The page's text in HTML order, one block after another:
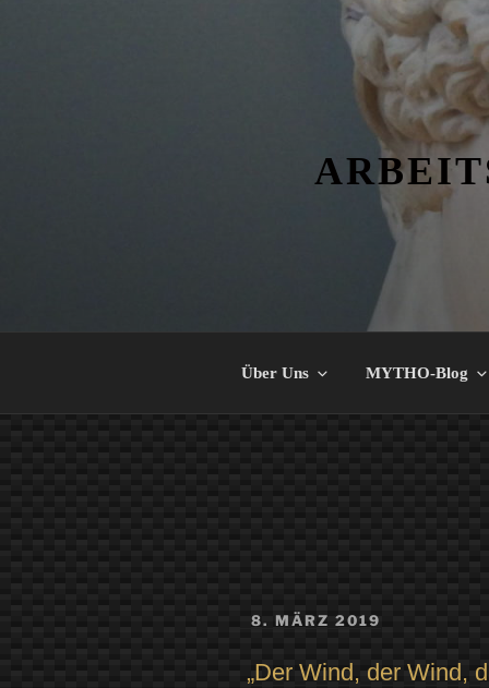
Über Uns MYTHO-Blog
VERÖFFENTLICHT
8. MÄRZ 2019
„Der Wind, der Wind,